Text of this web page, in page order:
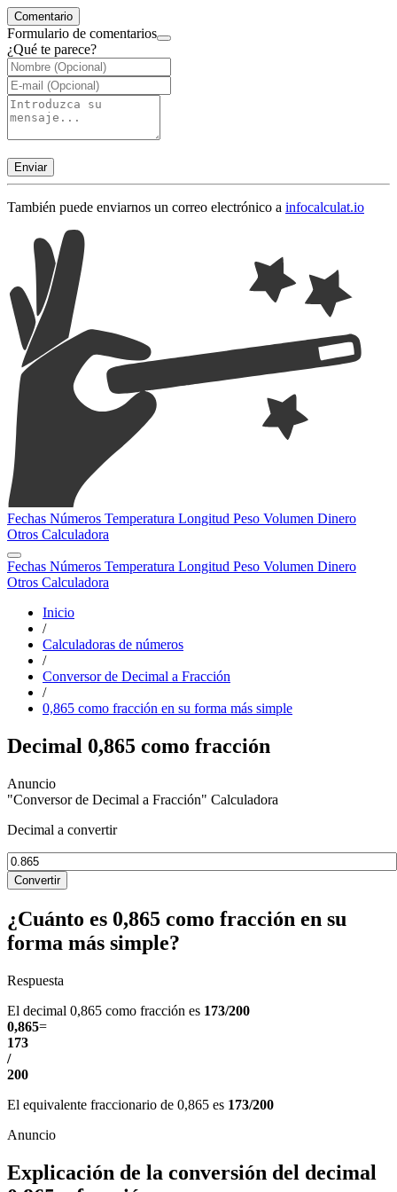
Comentario
Formulario de comentarios
¿Qué te parece?
Enviar
También puede enviarnos un correo electrónico a infocalculat.io
Fechas Números Temperatura Longitud Peso Volumen Dinero
Otros Calculadora
Fechas Números Temperatura Longitud Peso Volumen Dinero
Otros Calculadora
Inicio
/
Calculadoras de números
/
Conversor de Decimal a Fracción
/
0,865 como fracción en su forma más simple
Decimal 0,865 como fracción
"Conversor de Decimal a Fracción" Calculadora
Decimal a convertir
Convertir
¿Cuánto es 0,865 como fracción en su
forma más simple?
Respuesta
El decimal 0,865 como fracción es 173/200
0,865=
173
/
200
El equivalente fraccionario de 0,865 es 173/200
Explicación de la conversión del decimal